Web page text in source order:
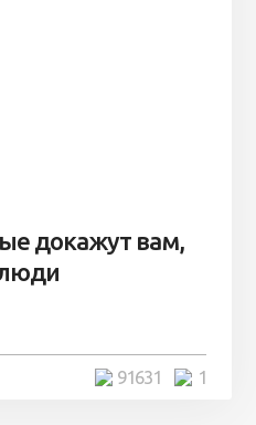
докажут вам,
1
91631